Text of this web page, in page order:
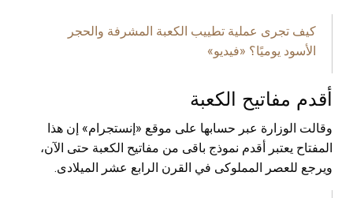
كيف تجرى عملية تطييب الكعبة المشرفة والحجر
الأسود يوميًا؟ «فيديو»
أقدم مفاتيح الكعبة
وقالت الوزارة عبر حسابها على موقع «إنستجرام» إن هذا
المفتاح يعتبر أقدم نموذج باقى من مفاتيح الكعبة حتى الآن،
ويرجع للعصر المملوكى في القرن الرابع عشر الميلادى.